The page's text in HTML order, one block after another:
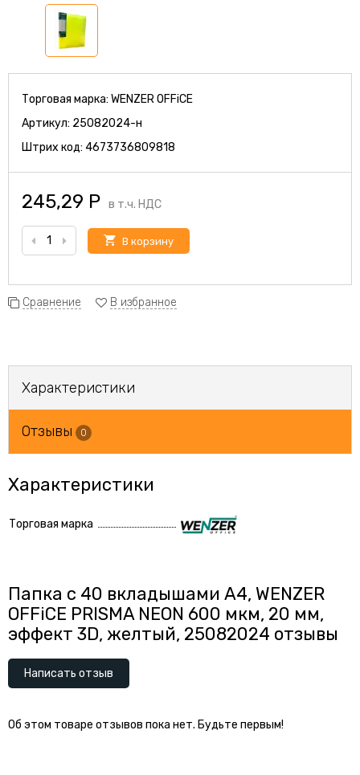
Торговая марка: WENZER OFFiCE
Артикул: 25082024-н
Штрих код: 4673736809818
245,29 Р в т.ч. НДС
В корзину
Сравнение В избранное
Характеристики
Отзывы 0
Характеристики
Торговая марка
Папка с 40 вкладышами А4, WENZER
OFFiCE PRISMA NEON 600 мкм, 20 мм,
эффект 3D, желтый, 25082024 отзывы
Написать отзыв
Об этом товаре отзывов пока нет. Будьте первым!